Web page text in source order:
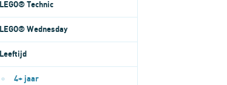
LEGO® Technic
LEGO® Wednesday
Leeftijd
4+ jaar